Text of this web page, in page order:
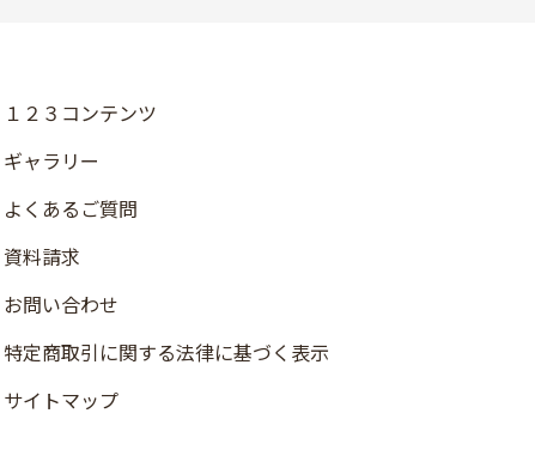
１２３コンテンツ
ギャラリー
よくあるご質問
資料請求
お問い合わせ
特定商取引に関する法律に基づく表示
サイトマップ